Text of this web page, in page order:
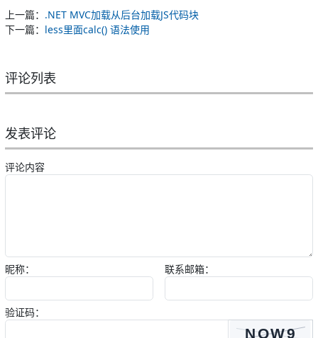
上一篇： .NET MVC加载从后台加载JS代码块
下一篇： less里面calc() 语法使用
评论列表
发表评论
评论内容
昵称： 联系邮箱：
验证码：